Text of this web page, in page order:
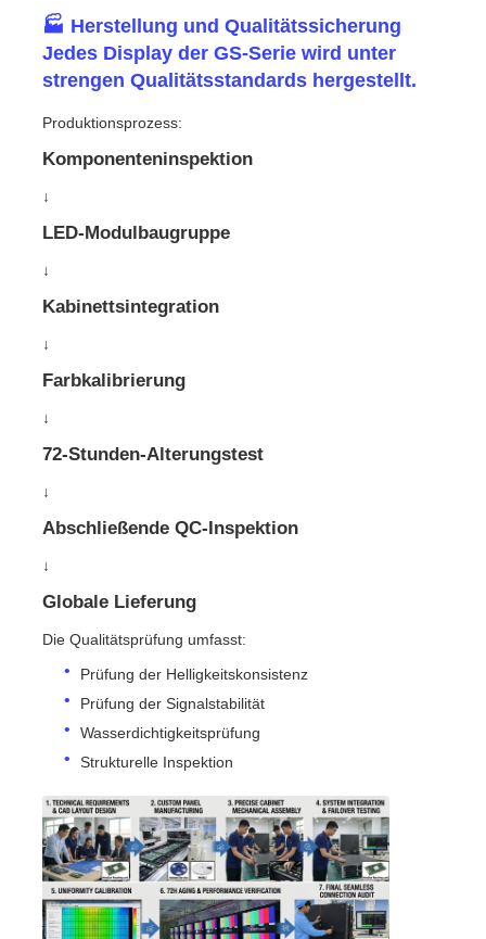
🏭 Herstellung und Qualitätssicherung
Jedes Display der GS-Serie wird unter
strengen Qualitätsstandards hergestellt.
Produktionsprozess:
Komponenteninspektion
↓
LED-Modulbaugruppe
↓
Kabinettsintegration
↓
Farbkalibrierung
↓
72-Stunden-Alterungstest
↓
Abschließende QC-Inspektion
↓
Globale Lieferung
Die Qualitätsprüfung umfasst:
Prüfung der Helligkeitskonsistenz
Prüfung der Signalstabilität
Wasserdichtigkeitsprüfung
Strukturelle Inspektion